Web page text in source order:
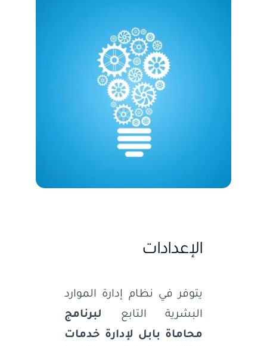
الإعدادات
يتوفر في نظام إدارة الموارد
البشرية التابع لبرنامج
محاماة بابل لإدارة خدمات